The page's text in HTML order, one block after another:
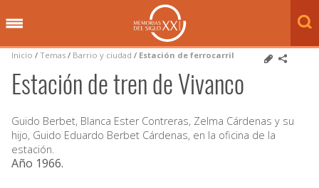
Inicio / Temas / Barrio y ciudad / Estación de ferrocarril
Estación de tren de Vivanco
Guido Berbet, Blanca Ester Contreras, Zelma Cárdenas y su
hijo, Guido Eduardo Berbet Cárdenas, en la oficina de la
estación.
Año 1966.